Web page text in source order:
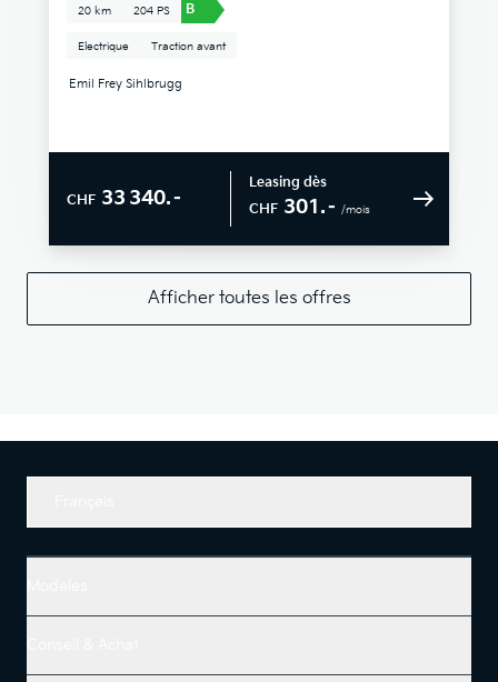
20 km 204 PS B
Electrique Traction avant
Emil Frey Sihlbrugg
CHF 33 340.–
Leasing dès
CHF 301.– /mois
Afficher toutes les offres